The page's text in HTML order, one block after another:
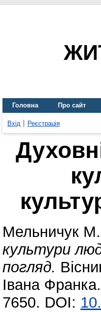
Головна Про сайт
Вхід Реєстрація
Мельничук
культури
погляд.
Івана
7650. DOI: